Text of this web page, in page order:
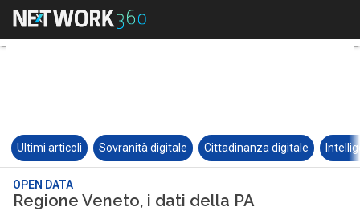
Ultimi articoli Sovranità digitale Cittadinanza digitale
OPEN DATA
Regione Veneto, i dati della PA